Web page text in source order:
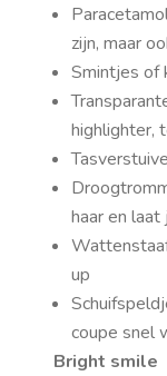
zijn, maar
Smintjes of
highlighter,
haar en
up
coupe snel
Bright smile